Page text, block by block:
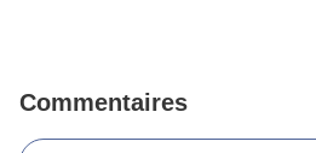
Commentaires